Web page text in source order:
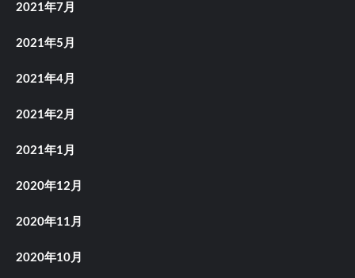
2021年7月
2021年5月
2021年4月
2021年2月
2021年1月
2020年12月
2020年11月
2020年10月